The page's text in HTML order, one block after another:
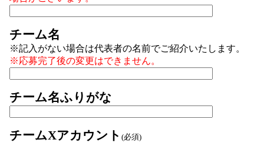
チーム名
※記入がない場合は代表者の名前でご紹介いたします。
※応募完了後の変更はできません。
チーム名ふりがな
チームXアカウント (必須)